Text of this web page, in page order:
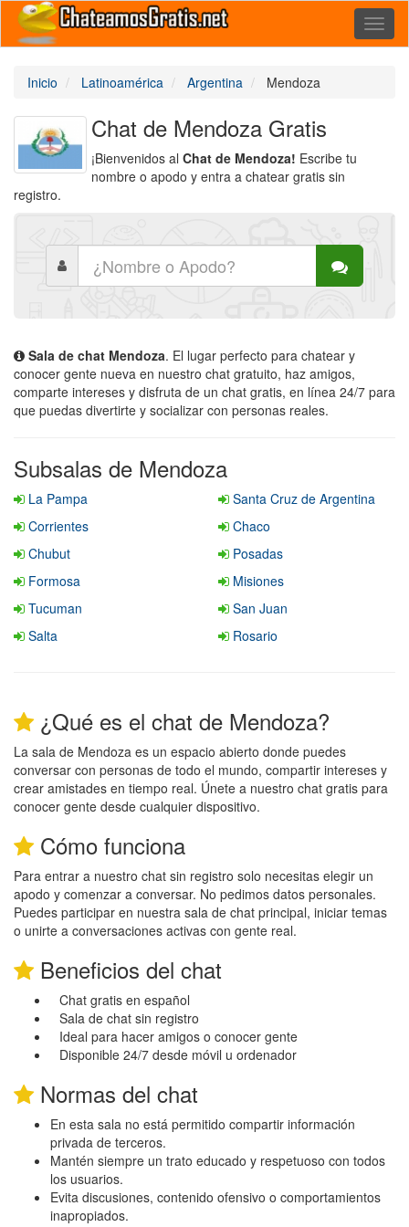
Inicio Latinoamérica Argentina Mendoza
Chat de Mendoza Gratis
¡Bienvenidos al Chat de Mendoza! Escribe tu
nombre o apodo y entra a chatear gratis sin
registro.
Sala de chat Mendoza. El lugar perfecto para chatear y
conocer gente nueva en nuestro chat gratuito, haz amigos,
comparte intereses y disfruta de un chat gratis, en línea 24/7 para
que puedas divertirte y socializar con personas reales.
Subsalas de Mendoza
La Pampa
Santa Cruz de Argentina
Corrientes
Chaco
Chubut
Posadas
Formosa
Misiones
Tucuman
San Juan
Salta
Rosario
¿Qué es el chat de Mendoza?
La sala de Mendoza es un espacio abierto donde puedes
conversar con personas de todo el mundo, compartir intereses y
crear amistades en tiempo real. Únete a nuestro chat gratis para
conocer gente desde cualquier dispositivo.
Cómo funciona
Para entrar a nuestro chat sin registro solo necesitas elegir un
apodo y comenzar a conversar. No pedimos datos personales.
Puedes participar en nuestra sala de chat principal, iniciar temas
o unirte a conversaciones activas con gente real.
Beneficios del chat
Chat gratis en español
Sala de chat sin registro
Ideal para hacer amigos o conocer gente
Disponible 24/7 desde móvil u ordenador
Normas del chat
En esta sala no está permitido compartir información
privada de terceros.
Mantén siempre un trato educado y respetuoso con todos
los usuarios.
Evita discusiones, contenido ofensivo o comportamientos
inapropiados.